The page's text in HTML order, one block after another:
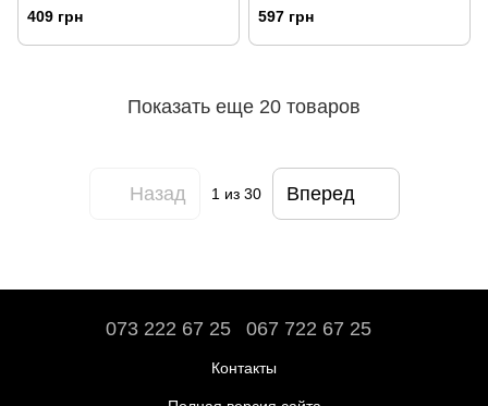
Слоновая кость
409 грн
индикацией Слоновая кость
597 грн
Показать еще 20 товаров
Назад 1из 30 Вперед
073 222 67 25 067 722 67 25
Контакты